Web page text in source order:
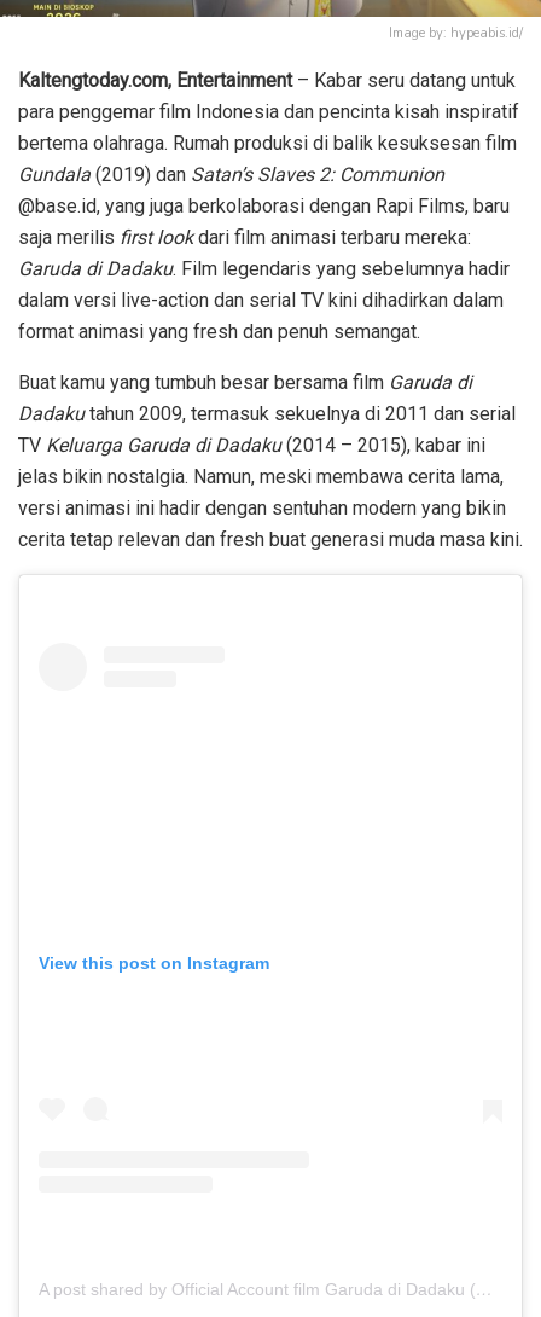
Image by: hypeabis.id/
Kaltengtoday.com, Entertainment– Kabar seru datang untuk
para penggemar film Indonesia dan pencinta kisah inspiratif
bertema olahraga. Rumah produksi di balik kesuksesan film
Gundala (2019) dan Satan’s Slaves 2: Communion
@base.id, yang juga berkolaborasi dengan Rapi Films, baru
saja merilis first lookdari film animasi terbaru mereka:
Garuda di Dadaku. Film legendaris yang sebelumnya hadir
dalam versi live-action dan serial TV kini dihadirkan dalam
format animasi yang fresh dan penuh semangat.
Buat kamu yang tumbuh besar bersama film Garuda di
Dadakutahun 2009, termasuk sekuelnya di 2011 dan serial
TV Keluarga Garuda di Dadaku(2014 – 2015), kabar ini
jelas bikin nostalgia. Namun, meski membawa cerita lama,
versi animasi ini hadir dengan sentuhan modern yang bikin
cerita tetap relevan dan fresh buat generasi muda masa kini.
View this post on Instagram
A post shared by Official Account film Garuda di Dadaku (@garudadidadaku.film)